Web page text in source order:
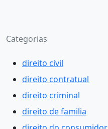
Categorias
direito civil
direito contratual
direito criminal
direito de familia